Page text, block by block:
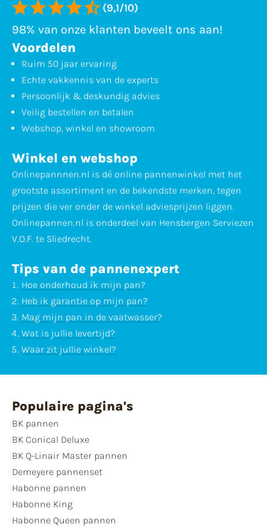
(9,1/10)
98% van onze klanten beveelt ons aan!
Voordelen
Ruim 50 jaar ervaring
Echte vakkennis van de experts
Persoonlijk & deskundig advies
Veilig bestellen en betalen
Webshop, winkel en showroom
Winkel en webshop
Onlinepannnen.nl is dé online pannenwinkel met het
grootste assortiment en de bekendste merken, tegen
prijzen die ver onder de winkel adviesprijzen liggen.
Onlinepannen.nl is onderdeel van Hensbergen Serviezen
V.O.F. te Sliedrecht.
Tips van de pannenexpert
Hoe onderhoud ik mijn pan?
Heb ik garantie op mijn pan?
Mag mijn pan in de vaatwasser?
Wat is jullie levertijd?
Waar zit jullie winkel?
Populaire pagina's
BK pannen
BK Conical Deluxe
BK Q-Linair Master pannen
Demeyere pannenset
Habonne pannen
Habonne King
Habonne Queen pannen